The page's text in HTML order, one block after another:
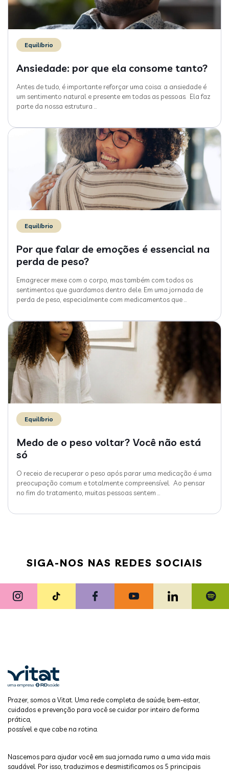
Equilíbrio
Ansiedade: por que ela consome tanto?
Antes de tudo, é importante reforçar uma coisa: a ansiedade é
um sentimento natural e presente em todas as pessoas. Ela faz
parte da nossa estrutura
Equilíbrio
Por que falar de emoções é essencial na
perda de peso?
Emagrecer mexe com o corpo, mas também com todos os
sentimentos que guardamos dentro dele. Em uma jornada de
perda de peso, especialmente com medicamentos que
Equilíbrio
Medo de o peso voltar? Você não está
só
O receio de recuperar o peso após parar uma medicação é uma
preocupação comum e totalmente compreensível. Ao pensar
no fim do tratamento, muitas pessoas sentem
SIGA-NOS NAS REDES SOCIAIS
Prazer, somos a Vitat. Uma rede completa de saúde, bem-estar,
cuidados e prevenção para você se cuidar por inteiro de forma
prática,
possível e que cabe na rotina.
Nascemos para ajudar você em sua jornada rumo a uma vida mais
saudável. Por isso, traduzimos e desmistificamos os 5 principais